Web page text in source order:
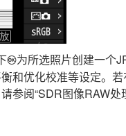
J为所选照片创建一个
和优化校准等设定。
参阅“SDR图像RAW处